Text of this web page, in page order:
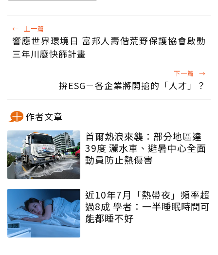
← 上一篇
響應世界環境日 富邦人壽偕荒野保護協會啟動
三年川廢快篩計畫
下一篇 →
拚ESG－各企業將開搶的「人才」？
作者文章
首爾熱浪來襲：部分地區達
39度 灑水車、避暑中心全面
動員防止熱傷害
近10年7月「熱帶夜」頻率超
過8成 學者：一半睡眠時間可
能都睡不好